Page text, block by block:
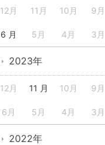
12月 11月 10月 9月
6 月 5月 4月 3月
2023年
12月 11 月 10月 9月
6月 5月 4月 3月
2022年